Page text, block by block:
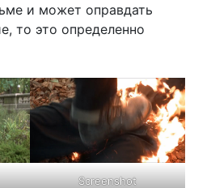
и может оправдать
то это определенно
Screenshot